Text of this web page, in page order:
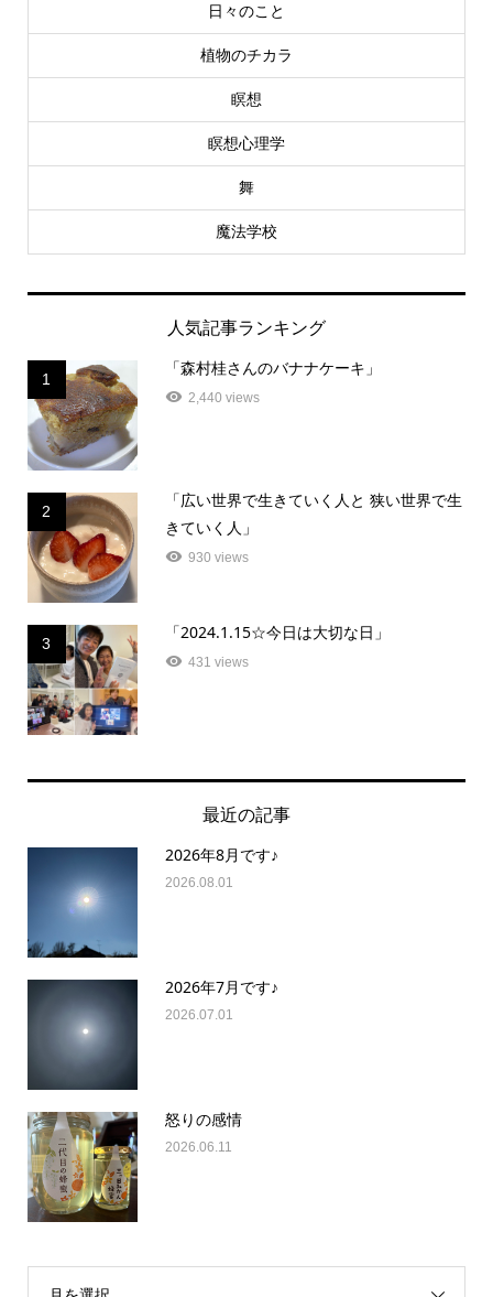
日々のこと
植物のチカラ
瞑想
瞑想心理学
舞
魔法学校
人気記事ランキング
1
「森村桂さんのバナナケーキ」
2,440 views
2
「広い世界で生きていく人と 狭い世界で生
きていく人」
930 views
3
「2024.1.15☆今日は大切な日」
431 views
最近の記事
2026年8月です♪
2026.08.01
2026年7月です♪
2026.07.01
怒りの感情
2026.06.11